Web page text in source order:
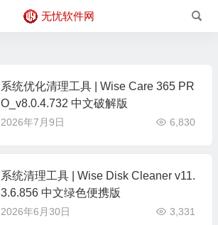
无忧软件网
系统优化清理工具 | Wise Care 365 PR
O_v8.0.4.732 中文破解版
2026年7月9日 6,830
系统清理工具 | Wise Disk Cleaner v11.
3.6.856 中文绿色便携版
2026年6月30日 3,331